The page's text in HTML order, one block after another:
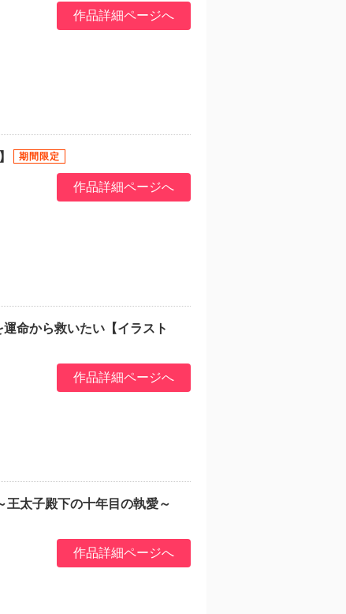
作品詳細ページへ
作品詳細ページへ
命から救いたい【イラスト
作品詳細ページへ
王太子殿下の十年目の執愛～
作品詳細ページへ